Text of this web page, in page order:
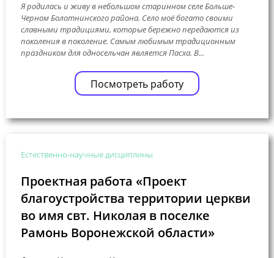
Я родилась и живу в небольшом старинном селе Больше-
Черном Болотнинского района. Село моё богато своими
славными традициями, которые бережно передаются из
поколения в поколение. Самым любимым традиционным
праздником для односельчан является Пасха. В...
Посмотреть работу
Естественно-научные дисциплины
Проектная работа «Проект
благоустройства территории церкви
во имя свт. Николая в поселке
Рамонь Воронежской области»